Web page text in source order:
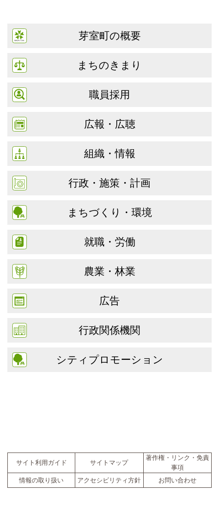
芽室町の概要
まちのきまり
職員採用
広報・広聴
組織・情報
行政・施策・計画
まちづくり・環境
就職・労働
農業・林業
広告
行政関係機関
シティプロモーション
サイト利用ガイド サイトマップ
著作権・リンク・免責
事項
情報の取り扱い
アクセシビリティ方針 お問い合わせ